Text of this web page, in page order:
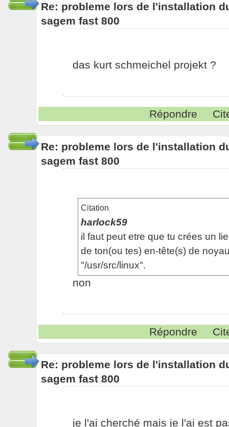
Re: probleme lors de l'installation
sagem fast 800
das kurt schmeichel projekt ?
Répondre
Re: probleme lors de l'installation
sagem fast 800
Citation
harlock59
il faut peut etre que tu crées un
de ton(ou tes) en-tête(s) de
"/usr/src/linux".
non
Répondre
Re: probleme lors de l'installation
sagem fast 800
je l'ai cherché mais je l'ai est